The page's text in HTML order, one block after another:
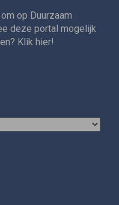
op Duurzaam
deze portal mogelijk
Klik hier!